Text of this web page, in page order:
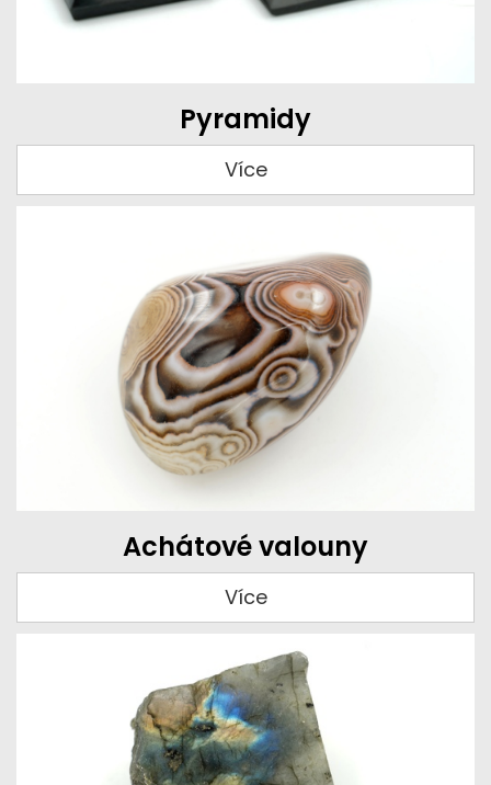
Pyramidy
Více
Achátové valouny
Více